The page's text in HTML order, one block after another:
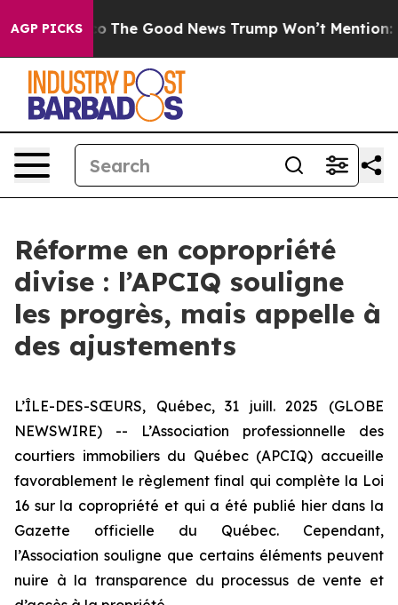
AGP PICKS
Talarico The Good News Trump Won’t Mention:
Réforme en copropriété
divise : l’APCIQ souligne
les progrès, mais appelle à
des ajustements
L’ÎLE-DES-SŒURS, Québec, 31 juill. 2025 (GLOBE
NEWSWIRE) -- L’Association professionnelle des
courtiers immobiliers du Québec (APCIQ) accueille
favorablement le règlement final qui complète la Loi
16 sur la copropriété et qui a été publié hier dans la
Gazette officielle du Québec. Cependant,
l’Association souligne que certains éléments peuvent
nuire à la transparence du processus de vente et